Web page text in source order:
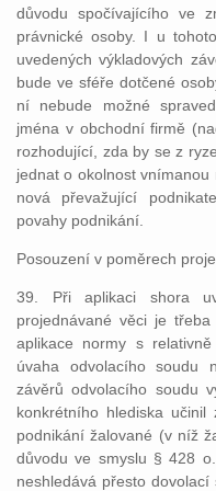
důvodu spočívajícího ve
právnické osoby. I u
uvedených výkladových
bude ve sféře dotčené
ní nebude možné
jména v obchodní firmě
rozhodující, zda by se z
jednat o okolnost
nová převažující
povahy podnikání.
Posouzení v poměrech
39. Při aplikaci shora
projednávané věci je
aplikace normy s
úvaha odvolacího soudu
závěrů odvolacího soudu
konkrétního hlediska
podnikání žalované (v níž
důvodu ve smyslu § 428
neshledává přesto